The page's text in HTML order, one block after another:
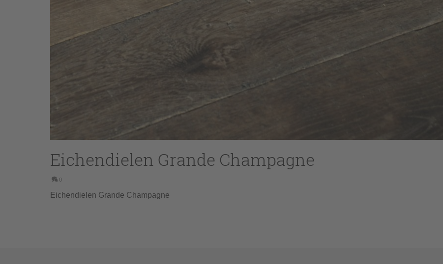
Eichendielen Grande Champagne
0
Eichendielen Grande Champagne